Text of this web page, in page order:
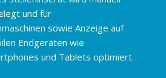
und für
sowie Anzeige auf
Endgeräten wie
und Tablets optimiert.